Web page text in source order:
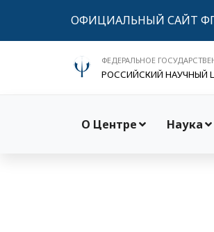
ОФИЦИАЛЬНЫЙ САЙТ
ФЕДЕРАЛЬНОЕ
РОССИЙСКИЙ НАУЧНЫЙ
О Центре Наука